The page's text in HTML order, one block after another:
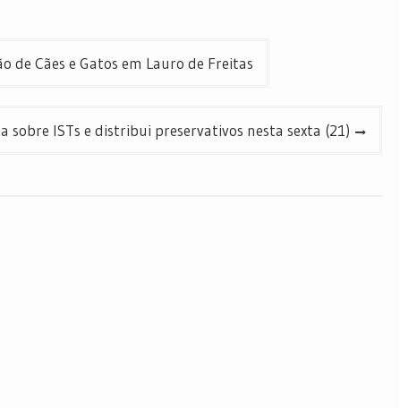
de Cães e Gatos em Lauro de Freitas
sobre ISTs e distribui preservativos nesta sexta (21)